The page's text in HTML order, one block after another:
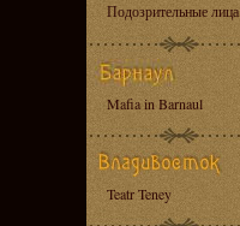
Подозрительные лица
Mafia in Barnaul
Teatr Teney